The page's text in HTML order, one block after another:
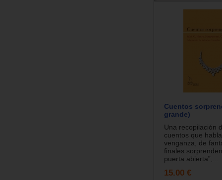
Cuentos
grande)
Una recopilación
cuentos que
venganza, de
finales
puerta abierta”,...
15.00 €